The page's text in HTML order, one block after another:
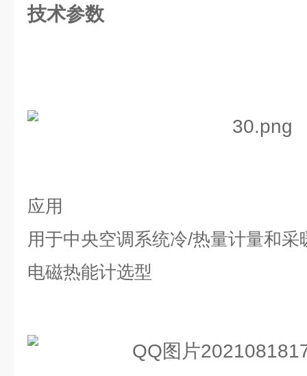
技术参数
应用
用于中央空调系统冷/热量计量和采
电磁热能计选型